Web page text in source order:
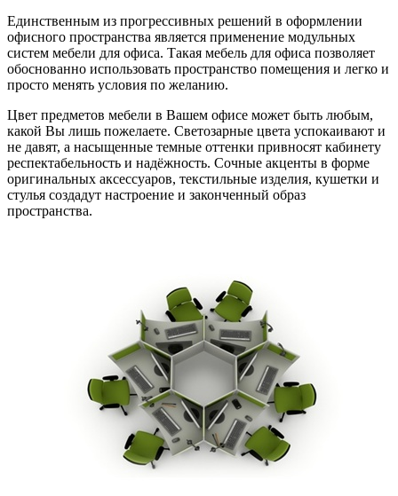
Единственным из прогрессивных решений в оформлении
офисного пространства является применение модульных
систем мебели для офиса. Такая мебель для офиса позволяет
обоснованно использовать пространство помещения и легко и
просто менять условия по желанию.
Цвет предметов мебели в Вашем офисе может быть любым,
какой Вы лишь пожелаете. Светозарные цвета успокаивают и
не давят, а насыщенные темные оттенки привносят кабинету
респектабельность и надёжность. Сочные акценты в форме
оригинальных аксессуаров, текстильные изделия, кушетки и
стулья создадут настроение и законченный образ
пространства.